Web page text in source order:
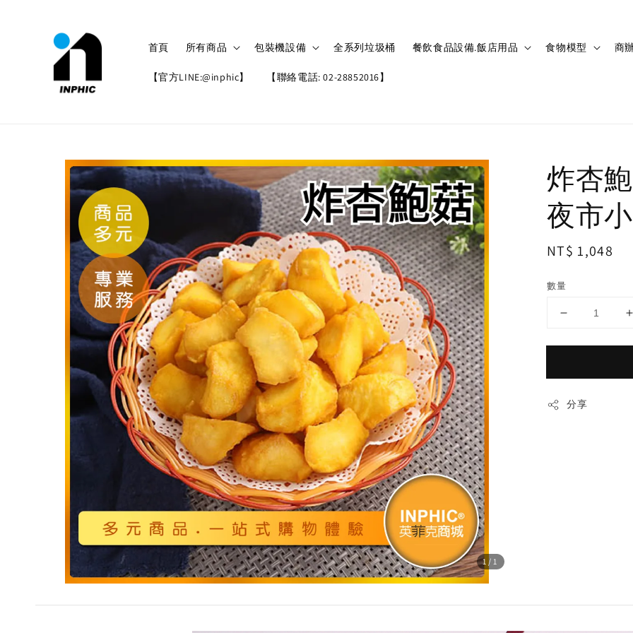
首頁 所有商品 包裝機設備 全系列垃圾桶 餐飲食品設備.飯店用品 食物模型 商
【官方LINE:@inphic】 【聯絡電話: 02-28852016】
1/1
炸杏
夜市
Regular
NT$ 1,048
數量
分享